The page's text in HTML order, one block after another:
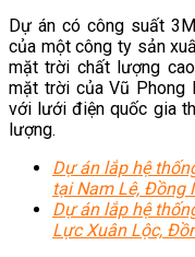
Dự án có công suất
của một công ty sản
mặt trời chất lượng
mặt trời của Vũ Phong
với lưới điện quốc gia
lượng.
Dự án lắp hệ
tại Nam Lê, Đồng
Dự án lắp hệ
Lực Xuân Lộc,